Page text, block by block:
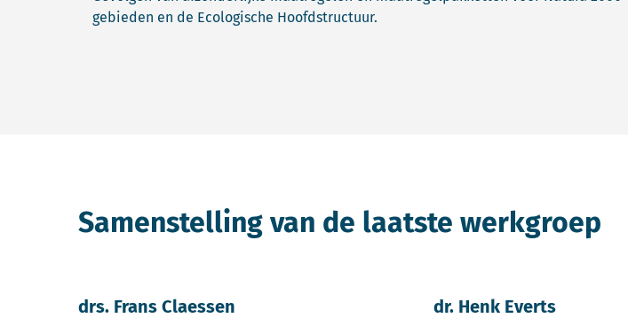
gebieden en de Ecologische Hoofdstructuur.
Samenstelling van de laatste werkgroep
drs. Frans Claessen dr. Henk Everts